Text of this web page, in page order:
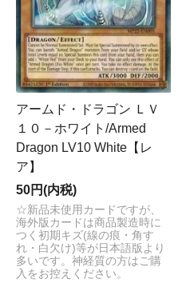
アームド・ドラゴン ＬＶ
１０－ホワイト/Armed
Dragon LV10 White【レ
ア】
50円(内税)
☆新品未使用カードですが、
海外版カードは商品製造時に
つく初期キズ(線の痕・角す
れ・白欠け)等が日本語版より
多いです。神経質の方はご購
入をお控えください。